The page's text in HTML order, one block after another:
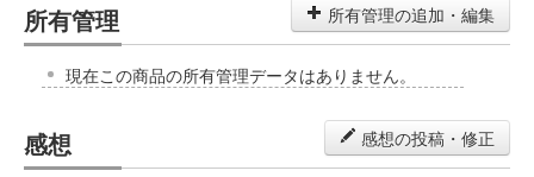
所有管理 所有管理の追加・編集
現在この商品の所有管理データはありません。
感想 感想の投稿・修正